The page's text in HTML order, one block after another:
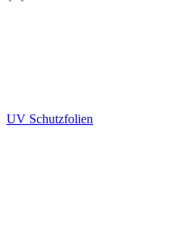
UV Schutzfolien